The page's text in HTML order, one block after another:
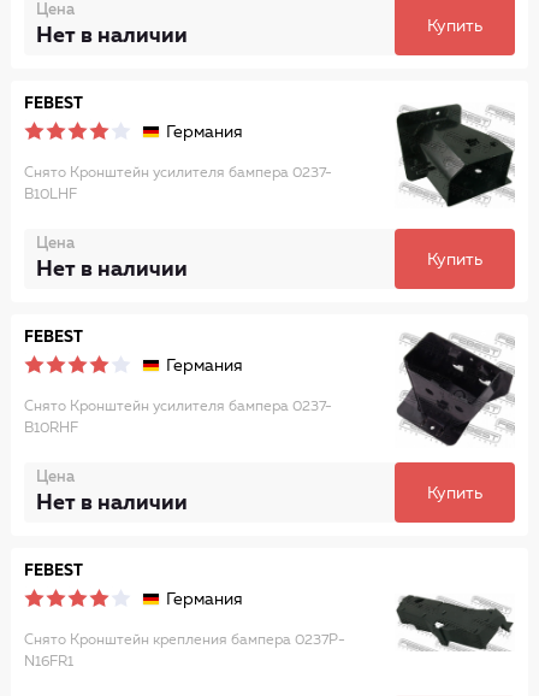
Цена
Нет в наличии Купить
FEBEST
Германия
Снято Кронштейн усилителя бампера 0237-
B10LHF
Цена
Нет в наличии Купить
FEBEST
Германия
Снято Кронштейн усилителя бампера 0237-
B10RHF
Цена
Нет в наличии Купить
FEBEST
Германия
Снято Кронштейн крепления бампера 0237P-
N16FR1